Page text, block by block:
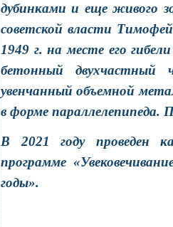
дубинками и еще живого
советской власти
1949 г. на месте его
бетонный двухчастный
увенчанный объемной
в форме
В 2021 году проведен
программе
годы».